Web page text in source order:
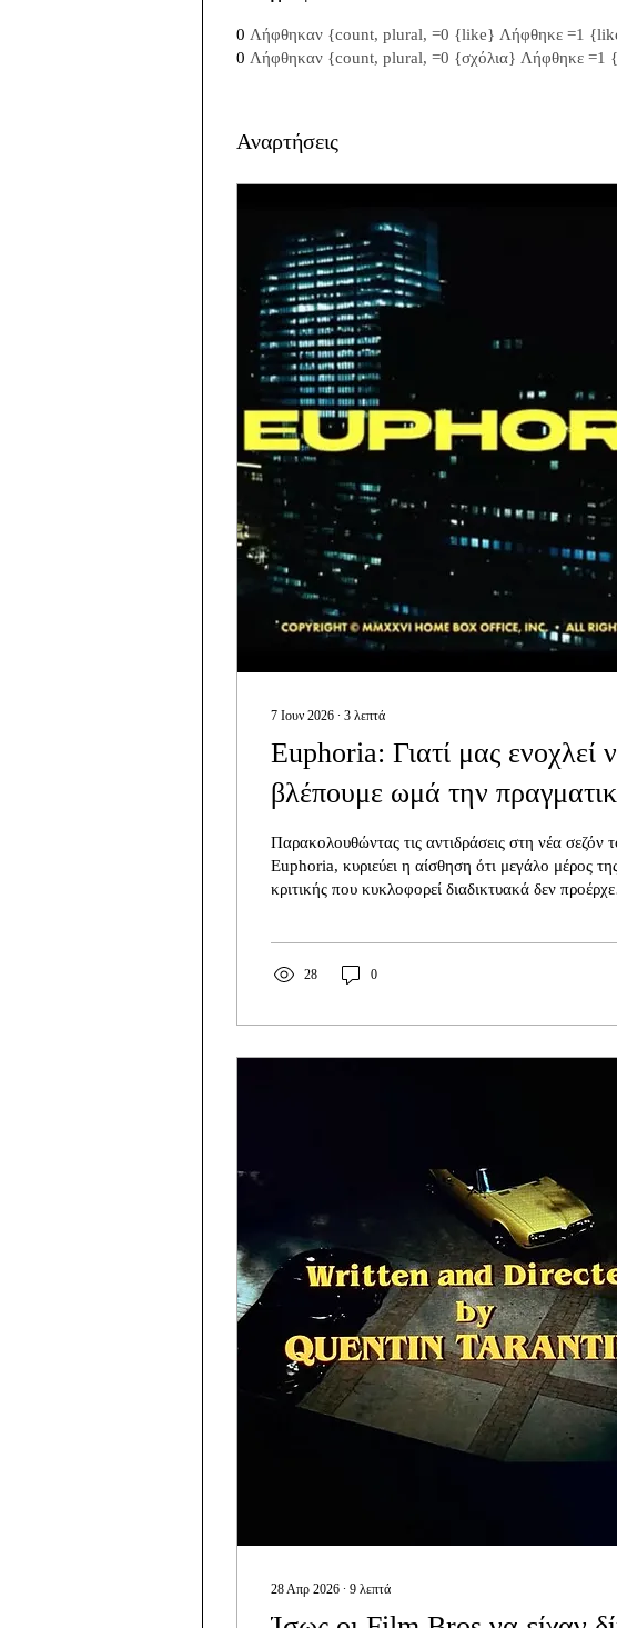
0 Λήφθηκαν {count, plural, =0 {like} Λήφθηκε =1
0 Λήφθηκαν {count, plural, =0 {σχόλια} Λήφθηκε =1
Αναρτήσεις
7 Ιουν 2026 ∙ 3 λεπτά
Euphoria: Γιατί μας ενοχλεί
βλέπουμε ωμά την
στην οθόνη μας;
Παρακολουθώντας τις αντιδράσεις στη νέα σεζόν
Euphoria, κυριεύει η αίσθηση ότι μεγάλο μέρος
κριτικής που κυκλοφορεί διαδικτυακά δεν
αδυναμίες της, θα μπορούσε να αξιοποιήσει
σημεία θα μπορούσε να είναι πιο δυνατό και η
28 0
28 Απρ 2026 ∙ 9 λεπτά